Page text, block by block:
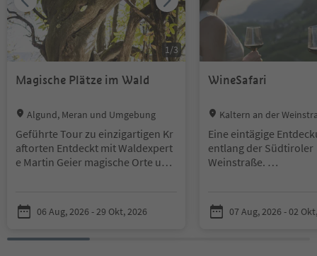
1 /3
Magische Plätze im Wald
Location:
Algund, Meran und Umgebung
Geführte Tour zu einzigartigen Kr
aftorten Entdeckt mit Waldexpert
e Martin Geier magische Orte und
auf eine Entdeckungsreise durch
die Wälder von Vellau mit Buchen,
06 Aug, 2026 - 29 Okt, 2026
WineSafari
Location:
Kaltern an der
Eine eintägige
entlang der Südtiroler
Weinstraße.
Ihr Glas –
kulinarisch stimmig
07 Aug, 2026 - 02